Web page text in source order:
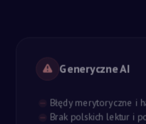
Generyczne AI
Błędy merytoryczne i
Brak polskich lektur i